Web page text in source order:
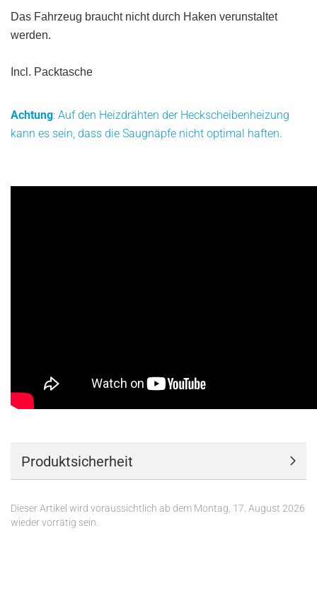
Das Fahrzeug braucht nicht durch Haken verunstaltet
werden.
Incl. Packtasche
Achtung: Auf den Heizdrähten der Heckscheibenheizung
kann es sein, dass die Saugnäpfe nicht optimal haften.
Produktsicherheit
Dieser Artikel wird voraussichtlich ab dem Montag, 17. August 2026
wieder vorrätig sein.